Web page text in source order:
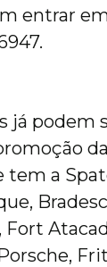
entrar
já podem
tem a
Fort